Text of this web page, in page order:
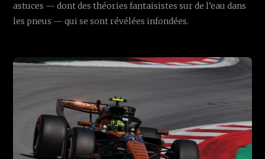
astuces — dont des théories fantaisistes sur de l’eau dans
les pneus — qui se sont révélées infondées.